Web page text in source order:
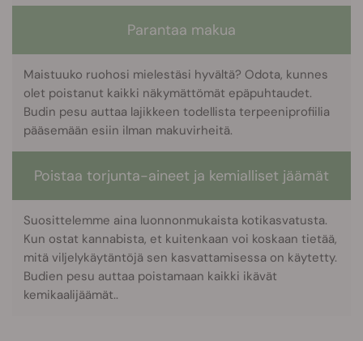
Parantaa makua
Maistuuko ruohosi mielestäsi hyvältä? Odota, kunnes
olet poistanut kaikki näkymättömät epäpuhtaudet.
Budin pesu auttaa lajikkeen todellista terpeeniprofiilia
pääsemään esiin ilman makuvirheitä.
Poistaa torjunta-aineet ja kemialliset jäämät
Suosittelemme aina luonnonmukaista kotikasvatusta.
Kun ostat kannabista, et kuitenkaan voi koskaan tietää,
mitä viljelykäytäntöjä sen kasvattamisessa on käytetty.
Budien pesu auttaa poistamaan kaikki ikävät
kemikaalijäämät..